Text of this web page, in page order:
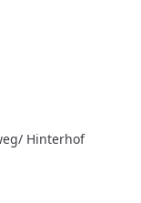
Hinterhof